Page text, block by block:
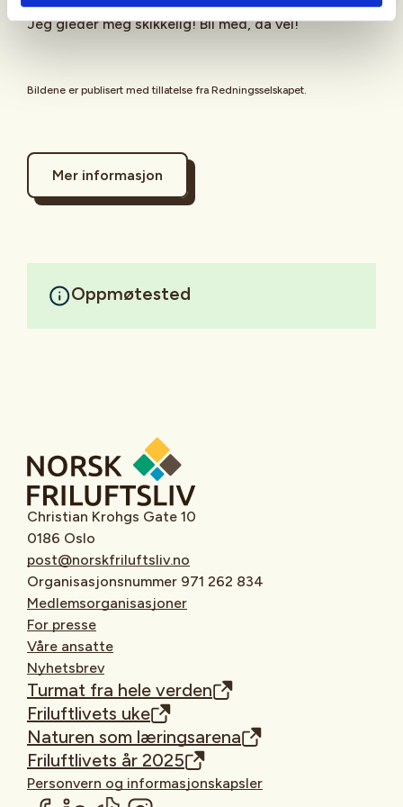
Jeg gleder meg skikkelig! Bli med, da vel!
Bildene er publisert med tillatelse fra Redningsselskapet.
Mer informasjon
Oppmøtested
Christian Krohgs Gate 10
0186 Oslo
post@norskfriluftsliv.no
Organisasjonsnummer 971 262 834
Medlemsorganisasjoner
For presse
Våre ansatte
Nyhetsbrev
Turmat fra hele verden
Friluftlivets uke
Naturen som læringsarena
Friluftlivets år 2025
Personvern og informasjonskapsler